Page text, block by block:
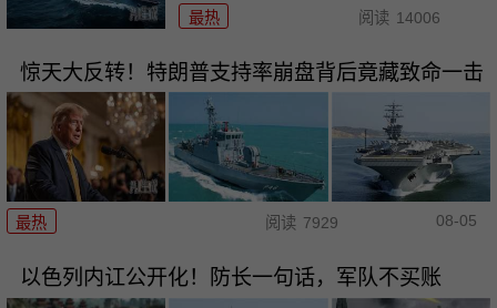
最热 阅读 14006
惊天大反转！特朗普支持率崩盘背后竟藏致命一击
最热 阅读 7929 08-05
以色列内讧公开化！防长一句话，军队不买账